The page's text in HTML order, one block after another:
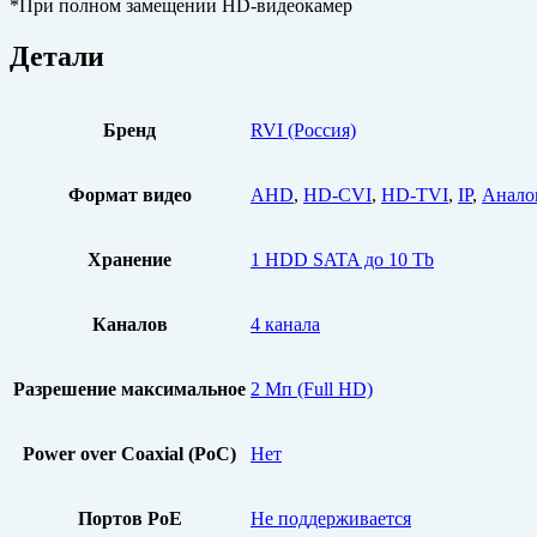
*При полном замещении HD-видеокамер
Детали
Бренд RVI (Россия)
Формат видео AHD, HD-CVI, HD-TVI, IP,
Хранение 1 HDD SATA до 10 Tb
Каналов 4 канала
Разрешение максимальное 2 Мп (Full HD)
Power over Coaxial (PoC) Нет
Портов PoE Не поддерживается